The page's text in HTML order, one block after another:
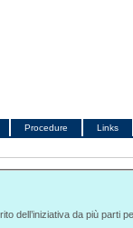
Procedure
Links
dell’iniziativa da più parti